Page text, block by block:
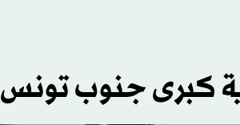
كبرى جنوب تونس